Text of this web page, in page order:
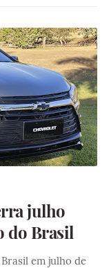
julho
do Brasil
em julho de